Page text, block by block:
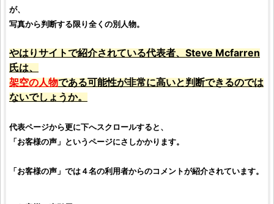
が、
写真から判断する限り全くの別人物。
やはりサイトで紹介されている代表者、Steve Mcfarren
氏は、
架空の人物である可能性が非常に高いと判断できるのでは
ないでしょうか。
代表ページから更に下へスクロールすると、
「お客様の声」というページにさしかかります。
「お客様の声」では４名の利用者からのコメントが紹介されています。